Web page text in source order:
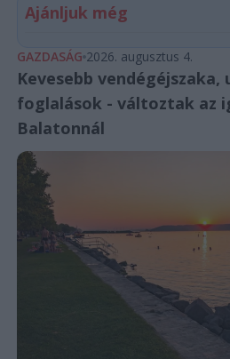
Ajánljuk még
GAZDASÁG 2026. augusztus 4.
Kevesebb
foglalások - változtak az
Balatonnál